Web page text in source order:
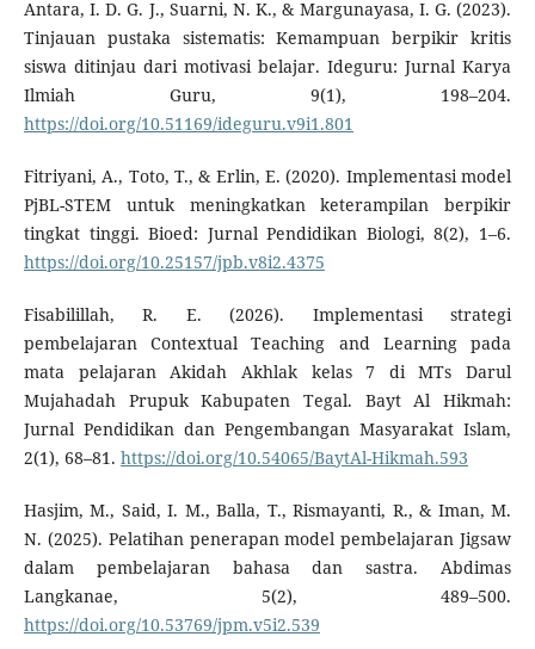
Antara, I. D. G. J., Suarni, N. K., & Margunayasa, I. G. (2023).
Tinjauan pustaka sistematis: Kemampuan berpikir kritis
siswa ditinjau dari motivasi belajar. Ideguru: Jurnal Karya
Ilmiah Guru, 9(1), 198–204.
https://doi.org/10.51169/ideguru.v9i1.801
Fitriyani, A., Toto, T., & Erlin, E. (2020). Implementasi model
PjBL-STEM untuk meningkatkan keterampilan berpikir
tingkat tinggi. Bioed: Jurnal Pendidikan Biologi, 8(2), 1–6.
https://doi.org/10.25157/jpb.v8i2.4375
Fisabilillah, R. E. (2026). Implementasi strategi
pembelajaran Contextual Teaching and Learning pada
mata pelajaran Akidah Akhlak kelas 7 di MTs Darul
Mujahadah Prupuk Kabupaten Tegal. Bayt Al Hikmah:
Jurnal Pendidikan dan Pengembangan Masyarakat Islam,
2(1), 68–81. https://doi.org/10.54065/BaytAl-Hikmah.593
Hasjim, M., Said, I. M., Balla, T., Rismayanti, R., & Iman, M.
N. (2025). Pelatihan penerapan model pembelajaran Jigsaw
dalam pembelajaran bahasa dan sastra. Abdimas
Langkanae, 5(2), 489–500.
https://doi.org/10.53769/jpm.v5i2.539